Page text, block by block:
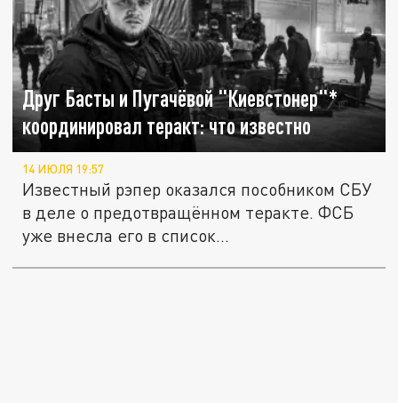
Друг Басты и Пугачёвой "Киевстонер"*
координировал теракт: что известно
14 ИЮЛЯ 19:57
Известный рэпер оказался пособником СБУ
в деле о предотвращённом теракте. ФСБ
уже внесла его в список...